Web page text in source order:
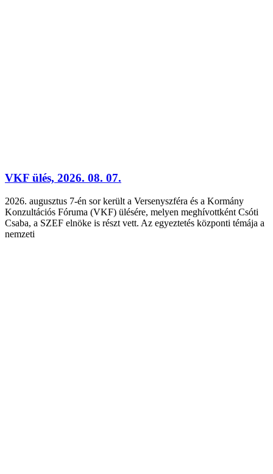
VKF ülés, 2026. 08. 07.
2026. augusztus 7-én sor került a Versenyszféra és a Kormány
Konzultációs Fóruma (VKF) ülésére, melyen meghívottként Csóti
Csaba, a SZEF elnöke is részt vett. Az egyeztetés központi témája a
nemzeti